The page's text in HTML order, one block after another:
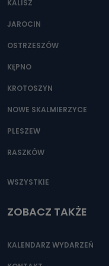
Można to zrobić pod
KALISZ
JAROCIN
OSTRZESZÓW
KĘPNO
KROTOSZYN
NOWE SKALMIERZYCE
PLESZEW
RASZKÓW
WSZYSTKIE
ZOBACZ TAKŻE
KALENDARZ WYDARZEŃ